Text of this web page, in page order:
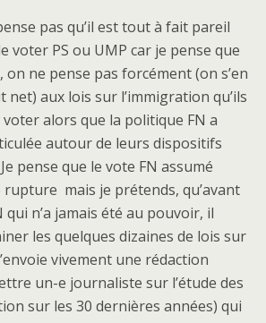
pas qu’il est tout à fait pareil
voter PS ou UMP car je pense que
on ne pense pas forcément (on s’en
aux lois sur l’immigration qu’ils
alors que la politique FN a
autour de leurs dispositifs
pense que le vote FN assumé
mais je prétends, qu’avant
qui n’a jamais été au pouvoir, il
les quelques dizaines de lois sur
vivement une rédaction
un-e journaliste sur l’étude des
sur les 30 dernières années) qui